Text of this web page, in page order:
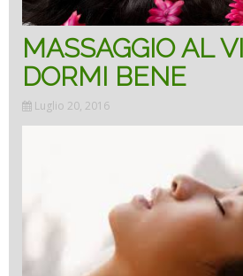
MASSAGGIO AL
DORMI BENE
Luglio 20, 2016